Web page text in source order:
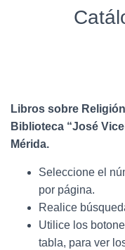
Libros sobre
Biblioteca “José
Mérida.
Seleccione el
por página.
Realice
Utilice los
tabla, para ver